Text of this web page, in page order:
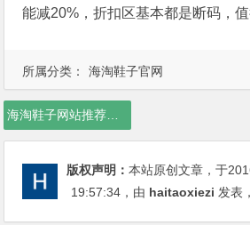
所属分类： 海淘鞋子官网
能减20%，折扣区基本都是断码，值
海淘鞋子网站推荐，海淘鞋子网站，海淘鞋子网站有哪些
版权声明：本站原创文章，于
19:57:34 ，由 haitaoxiezi 发表